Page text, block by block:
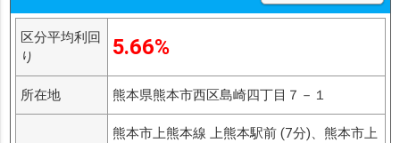
区分平均利回
り
5.66%
所在地 熊本県熊本市西区島崎四丁目７－１
熊本市上熊本線 上熊本駅前 (7分)、熊本市上